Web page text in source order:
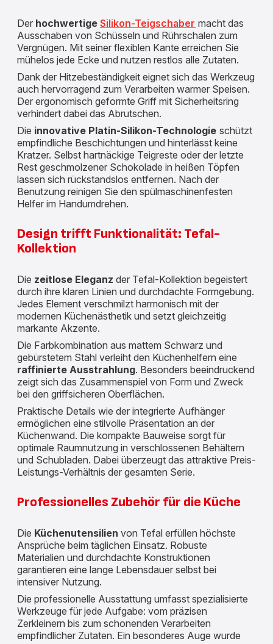
Der hochwertige Silikon-Teigschaber macht das
Ausschaben von Schüsseln und Rührschalen zum
Vergnügen. Mit seiner flexiblen Kante erreichen Sie
mühelos jede Ecke und nutzen restlos alle Zutaten.
Dank der Hitzebeständigkeit eignet sich das Werkzeug
auch hervorragend zum Verarbeiten warmer Speisen.
Der ergonomisch geformte Griff mit Sicherheitsring
verhindert dabei das Abrutschen.
Die innovative Platin-Silikon-Technologie schützt
empfindliche Beschichtungen und hinterlässt keine
Kratzer. Selbst hartnäckige Teigreste oder der letzte
Rest geschmolzener Schokolade in heißen Töpfen
lassen sich rückstandslos entfernen. Nach der
Benutzung reinigen Sie den spülmaschinenfesten
Helfer im Handumdrehen.
Design trifft Funktionalität: Tefal-
Kollektion
Die zeitlose Eleganz der Tefal-Kollektion begeistert
durch ihre klaren Linien und durchdachte Formgebung.
Jedes Element verschmilzt harmonisch mit der
modernen Küchenästhetik und setzt gleichzeitig
markante Akzente.
Die Farbkombination aus mattem Schwarz und
gebürstetem Stahl verleiht den Küchenhelfern eine
raffinierte Ausstrahlung. Besonders beeindruckend
zeigt sich das Zusammenspiel von Form und Zweck
bei den griffsicheren Oberflächen.
Praktische Details wie der integrierte Aufhänger
ermöglichen eine stilvolle Präsentation an der
Küchenwand. Die kompakte Bauweise sorgt für
optimale Raumnutzung in verschlossenen Behältern
und Schubladen. Dabei überzeugt das attraktive Preis-
Leistungs-Verhältnis der gesamten Serie.
Professionelles Zubehör für die Küche
Die Küchenutensilien von Tefal erfüllen höchste
Ansprüche beim täglichen Einsatz. Robuste
Materialien und durchdachte Konstruktionen
garantieren eine lange Lebensdauer selbst bei
intensiver Nutzung.
Die professionelle Ausstattung umfasst spezialisierte
Werkzeuge für jede Aufgabe: vom präzisen
Zerkleinern bis zum schonenden Verarbeiten
empfindlicher Zutaten. Ein besonderes Auge wurde